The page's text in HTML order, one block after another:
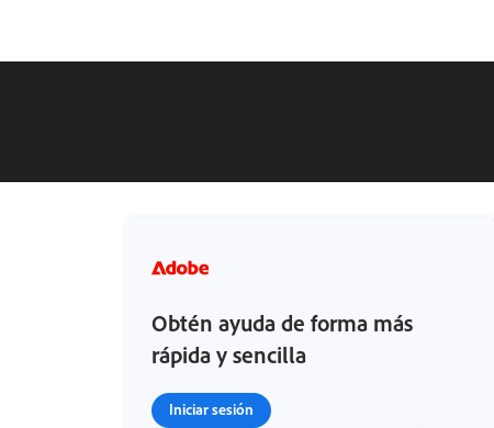
Obtén ayuda de forma más
rápida y sencilla
Iniciar sesión